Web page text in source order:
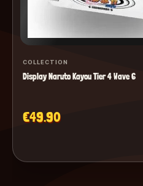
COLLECTION
Display Naruto Kayou Tier 4 Wave 6
€49.90